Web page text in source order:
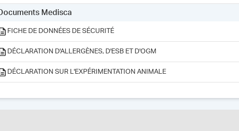
Documents Medisca
FICHE DE DONNÉES DE SÉCURITÉ
DÉCLARATION D'ALLERGÈNES, D'ESB ET D'OGM
DÉCLARATION SUR L'EXPÉRIMENTATION ANIMALE